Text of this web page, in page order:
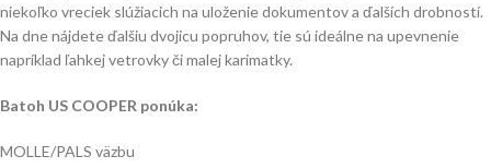
niekoľko vreciek slúžiacich na uloženie dokumentov a ďalších drobností.
Na dne nájdete ďalšiu dvojicu popruhov, tie sú ideálne na upevnenie
napríklad ľahkej vetrovky či malej karimatky.
Batoh US COOPER ponúka:
MOLLE/PALS väzbu